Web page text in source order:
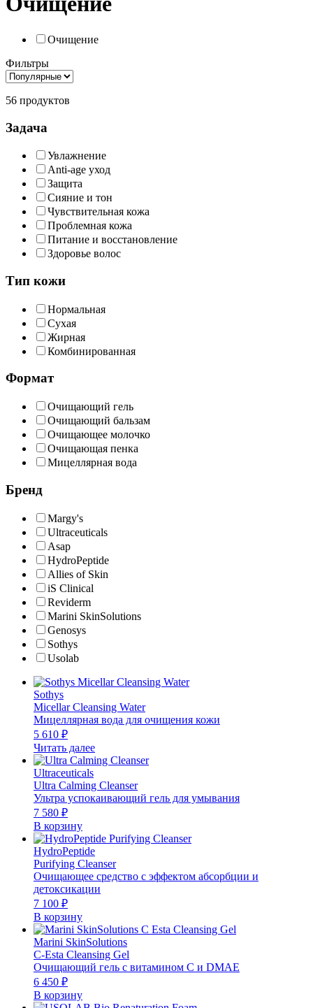
Очищение
Фильтры
56 продуктов
Задача
Увлажнение
Anti-age уход
Защита
Сияние и тон
Чувствительная кожа
Проблемная кожа
Питание и восстановление
Здоровье волос
Тип кожи
Нормальная
Сухая
Жирная
Комбинированная
Формат
Очищающий гель
Очищающий бальзам
Очищающее молочко
Очищающая пенка
Мицеллярная вода
Бренд
Margy's
Ultraceuticals
Asap
HydroPeptide
Allies of Skin
iS Clinical
Reviderm
Marini SkinSolutions
Genosys
Sothys
Usolab
Sothys
Micellar Cleansing Water
Мицеллярная вода для очищения кожи
5 610 ₽
Читать далее
Ultraceuticals
Ultra Calming Cleanser
Ультра успокаивающий гель для умывания
7 580 ₽
В корзину
HydroPeptide
Purifying Cleanser
Очищающее средство с эффектом абсорбции и
детоксикации
7 100 ₽
В корзину
Marini SkinSolutions
C-Esta Cleansing Gel
Очищающий гель с витамином С и DMAE
6 450 ₽
В корзину